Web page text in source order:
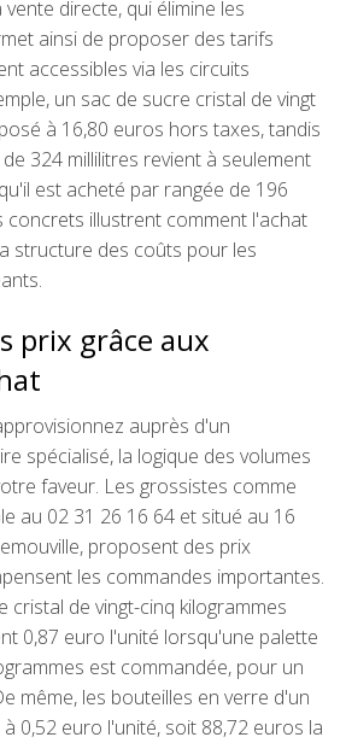
directe, qui élimine les
ainsi de proposer des tarifs
accessibles via les circuits
un sac de sucre cristal de vingt
à 16,80 euros hors taxes, tandis
324 millilitres revient à seulement
est acheté par rangée de 196
concrets illustrent comment l'achat
structure des coûts pour les
prix grâce aux
auprès d'un
spécialisé, la logique des volumes
faveur. Les grossistes comme
au 02 31 26 16 64 et situé au 16
proposent des prix
les commandes importantes.
cristal de vingt-cinq kilogrammes
0,87 euro l'unité lorsqu'une palette
est commandée, pour un
même, les bouteilles en verre d'un
0,52 euro l'unité, soit 88,72 euros la